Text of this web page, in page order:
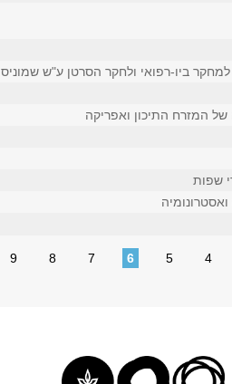
ביו-רפואי ולחקר הסרטן ע"ש שמוניס
של המזרח התיכון ואפריקה
שפות
4
5
6
7
8
9